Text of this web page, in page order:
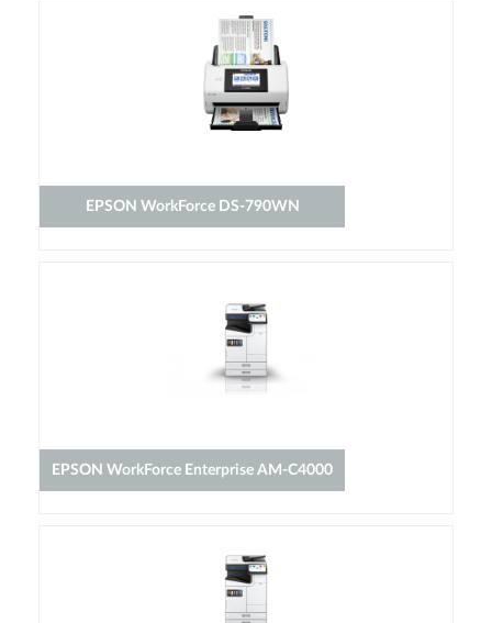
EPSON WorkForce DS-790WN
EPSON WorkForce Enterprise​ AM-C4000